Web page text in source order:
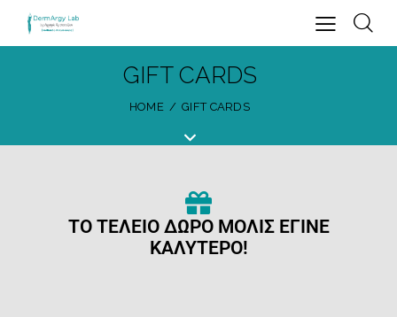
GIFT CARDS
HOME GIFT CARDS
TO ΤΈΛΕΙΟ ΔΏΡΟ ΜΌΛΙΣ ΈΓΙΝΕ
ΚΑΛΎΤΕΡΟ!